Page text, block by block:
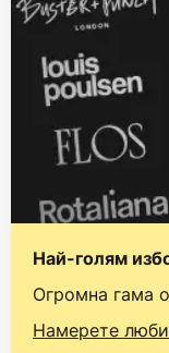
Най-голям
Огромна гама
Намерете